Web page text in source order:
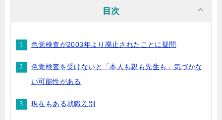
目次
色覚検査が2003年より廃止されたことに疑問
色覚検査を受けないと「本人も親も先生も」気づかな
い可能性がある
現在もある就職差別